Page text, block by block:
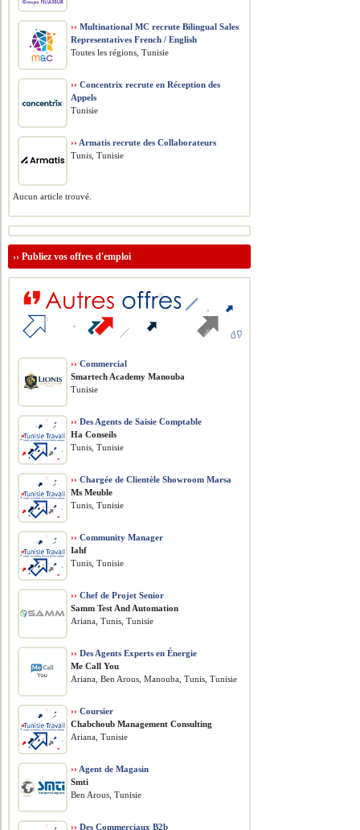
›› Multinational MC recrute Bilingual Sales
Representatives French / English
Toutes les régions, Tunisie
›› Concentrix recrute en Réception des
Appels
Tunisie
›› Armatis recrute des Collaborateurs
Tunis, Tunisie
Aucun article trouvé.
››Publiez vos offres d'emploi
›› Commercial
Smartech Academy Manouba
Tunisie
›› Des Agents de Saisie Comptable
Ha Conseils
Tunis, Tunisie
›› Chargée de Clientèle Showroom Marsa
Ms Meuble
Tunis, Tunisie
›› Community Manager
Iahf
Tunis, Tunisie
›› Chef de Projet Senior
Samm Test And Automation
Ariana, Tunis, Tunisie
›› Des Agents Experts en Énergie
Me Call You
Ariana, Ben Arous, Manouba, Tunis, Tunisie
›› Coursier
Chabchoub Management Consulting
Ariana, Tunisie
›› Agent de Magasin
Smti
Ben Arous, Tunisie
›› Des Commerciaux B2b